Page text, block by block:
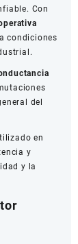
Con
condiciones
del
en
y
y la